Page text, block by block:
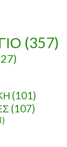
(357)
(101)
(107)